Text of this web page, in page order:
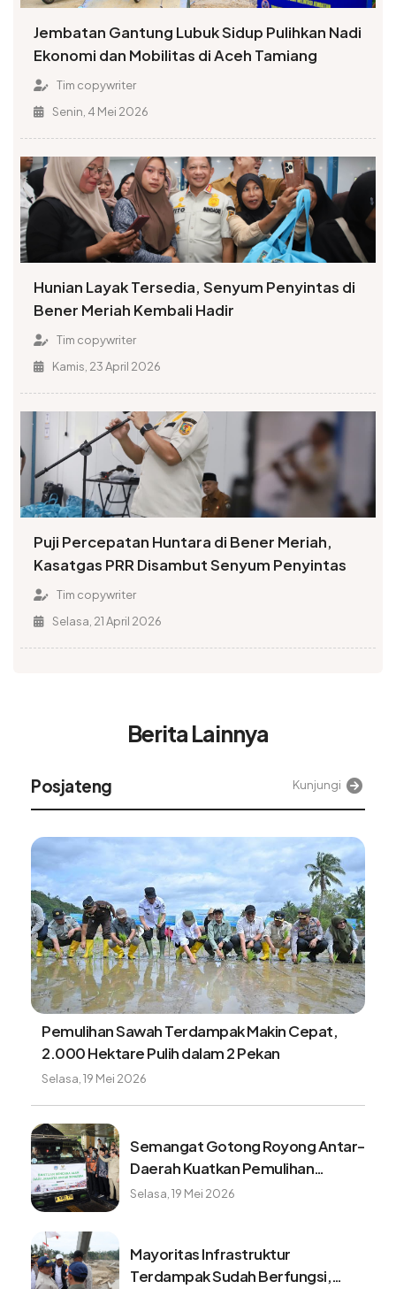
Jembatan Gantung Lubuk Sidup Pulihkan Nadi
Ekonomi dan Mobilitas di Aceh Tamiang
Tim copywriter
Senin, 4 Mei 2026
Hunian Layak Tersedia, Senyum Penyintas di
Bener Meriah Kembali Hadir
Tim copywriter
Kamis, 23 April 2026
Puji Percepatan Huntara di Bener Meriah,
Kasatgas PRR Disambut Senyum Penyintas
Tim copywriter
Selasa, 21 April 2026
Berita Lainnya
Alinea Kunjungi
Dari tali baja ke jembatan perintis, akses aman
warga Desa Sikundo segera terwujud
Minggu, 9 Agustus 2026
Tangki BBM Hampir Kosong Bisa
Merusak Kendaran, Benarkah?
Minggu, 9 Agustus 2026
Benarkah minum kopi setiap pagi
baik untuk kesehatan? ini faktanya